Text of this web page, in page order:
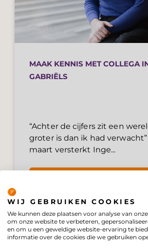
MAAK KENNIS MET COLLEGA
GABRIËLS
“Achter de cijfers zit een
groter is dan ik had verwacht”
maart versterkt Inge...
WIJ GEBRUIKEN COOKIES
We kunnen deze plaatsen voor analyse van
om onze website te verbeteren,
en om u een geweldige website-ervaring te
informatie over de cookies die we gebruiken